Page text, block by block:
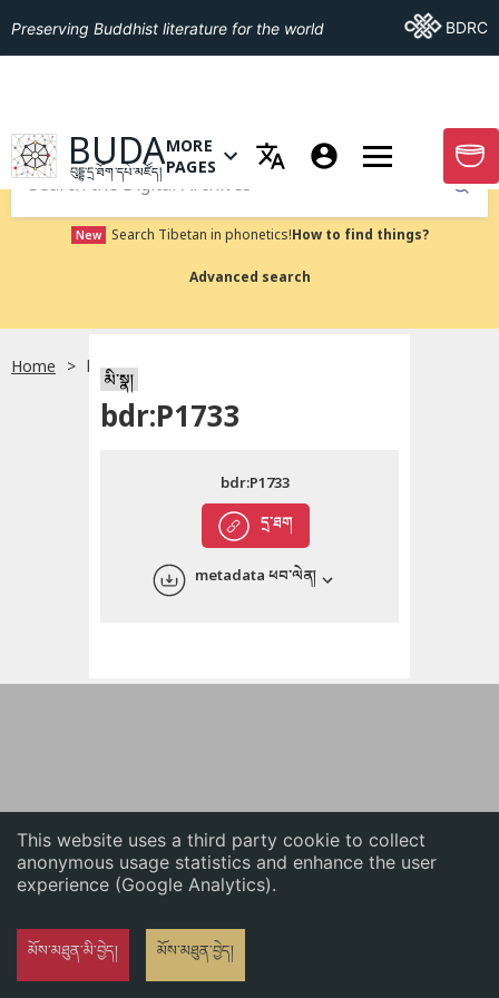
This website uses a third party cookie to collect
anonymous usage statistics and enhance the user
experience (Google Analytics).
མོས་མཐུན་མི་བྱེད། མོས་མཐུན་བྱེད།
English
Preserving Buddhist literature for the world Go ToBDRC
GO TO HOMEPAGE
BUDA
བུདྡྷ་དྲ་ཐོག་དཔེ་མཛོད།
OPEN MENU OF MORE PAGES
MORE
PAGES
GO
Submit
New Search Tibetan in phonetics!How to find things?
Advanced search
Home bdr:P1733
མི་སྣ།
bdr:P1733
དྲ་ཐག
bdr:P1733
metadata ཕབ་ལེན།